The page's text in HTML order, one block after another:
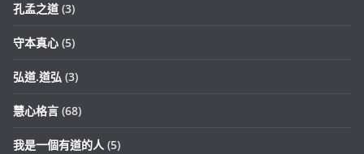
孔孟之道 (3)
守本真心 (5)
弘道.道弘 (3)
慧心格言 (68)
我是一個有道的人 (5)